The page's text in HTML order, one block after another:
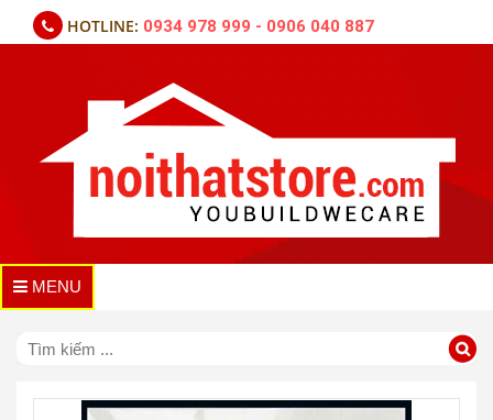
HOTLINE: 0934 978 999 - 0906 040 887
MENU